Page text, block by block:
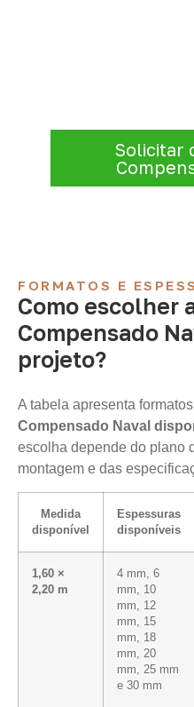
Solicitar
FORMATOS E
Como escolher
Compensado
projeto?
A tabela apresenta
Compensado Naval
escolha depende do plano
montagem e das
Medida
disponível
Espessuras
disponíveis
1,60 ×
2,20 m
4 mm, 6
mm, 10
mm, 12
mm, 15
mm, 18
mm, 20
mm, 25 mm
e 30 mm